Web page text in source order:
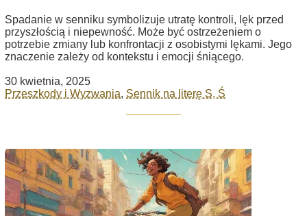
Spadanie w senniku symbolizuje utratę kontroli, lęk przed
przyszłością i niepewność. Może być ostrzeżeniem o
potrzebie zmiany lub konfrontacji z osobistymi lękami. Jego
znaczenie zależy od kontekstu i emocji śniącego.
30 kwietnia, 2025
Przeszkody i Wyzwania, Sennik na literę S, Ś